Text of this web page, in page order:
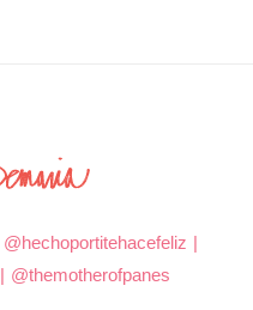
@hechoportitehacefeliz |
| @themotherofpanes